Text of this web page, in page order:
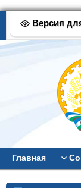
Версия
Главная